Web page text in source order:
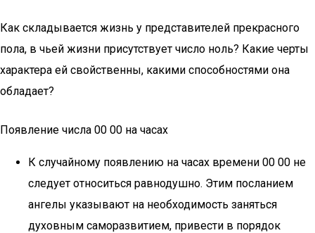
Как складывается жизнь у представителей прекрасного
пола, в чьей жизни присутствует число ноль? Какие черты
характера ей свойственны, какими способностями она
обладает?
Появление числа 00 00 на часах
К случайному появлению на часах времени 00 00 не
следует относиться равнодушно. Этим посланием
ангелы указывают на необходимость заняться
духовным саморазвитием, привести в порядок